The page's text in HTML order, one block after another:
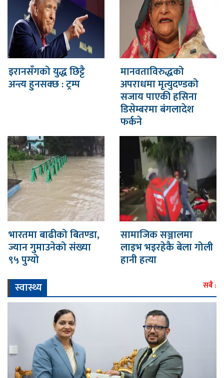
इरानसँगको युद्ध छिट्टै
अन्त्य हुनसक्छ : ट्रम्प
मानवताविरुद्धको
अपराधमा मृत्युदण्डको
सजाय पाएकी हसिना
डिसेम्बरमा बंगलादेश
फर्कने
भारतमा बाढीको बितण्डा,
ज्यान गुमाउनेको संख्या
९५ पुग्यो
सामाजिक सञ्जालमा
लाइभ भइरहेकै बेला गोली
हानी हत्या
स्वास्थ्य
सबै :